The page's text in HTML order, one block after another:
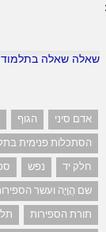
שאלה שאלה בתלמוד
אדם סיני הגוף
הסתכלות פנימית
חלק יד
נפש
שם הֲוָיָה ועשר
תורת הספירות